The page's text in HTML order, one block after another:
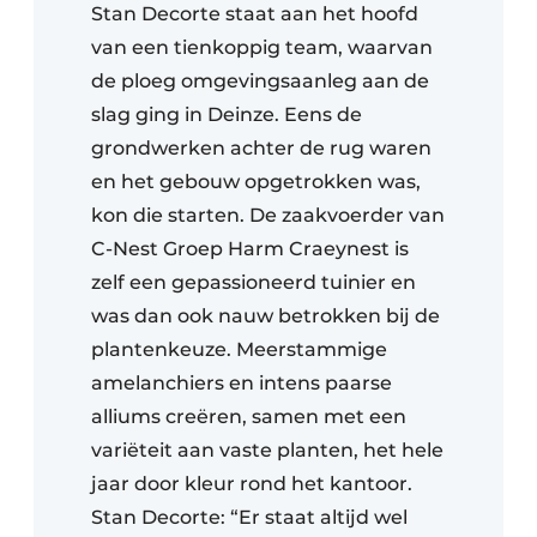
Stan Decorte staat aan het hoofd
van een tienkoppig team, waarvan
de ploeg omgevingsaanleg aan de
slag ging in Deinze. Eens de
grondwerken achter de rug waren
en het gebouw opgetrokken was,
kon die starten. De zaakvoerder van
C-Nest Groep Harm Craeynest is
zelf een gepassioneerd tuinier en
was dan ook nauw betrokken bij de
plantenkeuze. Meerstammige
amelanchiers en intens paarse
alliums creëren, samen met een
variëteit aan vaste planten, het hele
jaar door kleur rond het kantoor.
Stan Decorte: “Er staat altijd wel